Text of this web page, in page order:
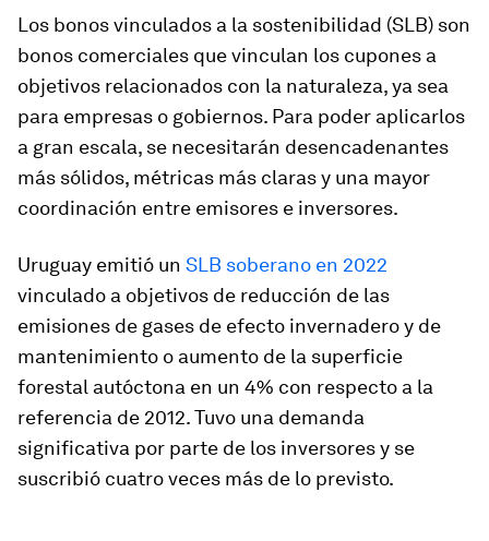
Los bonos vinculados a la sostenibilidad (SLB) son
bonos comerciales que vinculan los cupones a
objetivos relacionados con la naturaleza, ya sea
para empresas o gobiernos. Para poder aplicarlos
a gran escala, se necesitarán desencadenantes
más sólidos, métricas más claras y una mayor
coordinación entre emisores e inversores.
Uruguay emitió un SLB soberano en 2022
vinculado a objetivos de reducción de las
emisiones de gases de efecto invernadero y de
mantenimiento o aumento de la superficie
forestal autóctona en un 4% con respecto a la
referencia de 2012. Tuvo una demanda
significativa por parte de los inversores y se
suscribió cuatro veces más de lo previsto.